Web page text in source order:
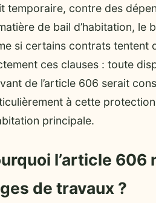
temporaire, contre des
de bail d’habitation,
si certains contrats tentent
ces clauses : toute
de l’article 606 serait
à cette
principale.
l’article
de travaux ?